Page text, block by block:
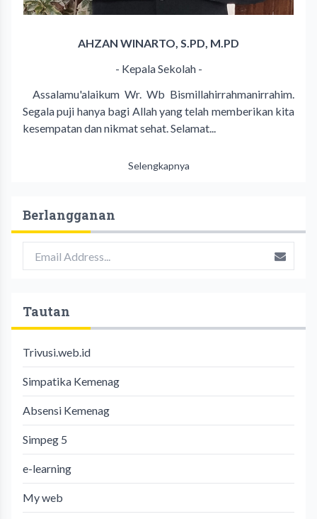
AHZAN WINARTO, S.PD, M.PD
- Kepala Sekolah -
Assalamu'alaikum Wr. Wb Bismillahirrahmanirrahim.
Segala puji hanya bagi Allah yang telah memberikan kita
kesempatan dan nikmat sehat. Selamat...
Selengkapnya
Berlangganan
Tautan
Trivusi.web.id
Simpatika Kemenag
Absensi Kemenag
Simpeg 5
e-learning
My web